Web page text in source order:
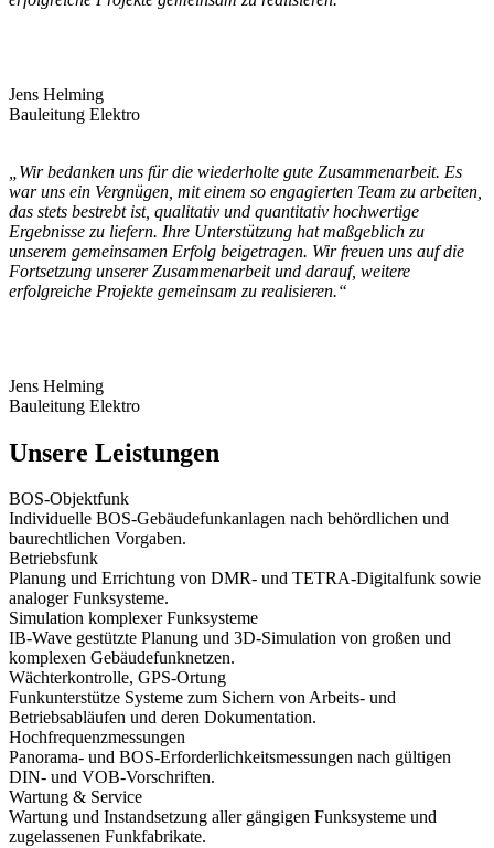
Jens Helming
Bauleitung Elektro
„Wir bedanken uns für die wiederholte gute Zusammenarbeit. Es
war uns ein Vergnügen, mit einem so engagierten Team zu arbeiten,
das stets bestrebt ist, qualitativ und quantitativ hochwertige
Ergebnisse zu liefern. Ihre Unterstützung hat maßgeblich zu
unserem gemeinsamen Erfolg beigetragen. Wir freuen uns auf die
Fortsetzung unserer Zusammenarbeit und darauf, weitere
erfolgreiche Projekte gemeinsam zu realisieren.“
Jens Helming
Bauleitung Elektro
Unsere Leistungen
BOS-Objektfunk
Individuelle BOS-Gebäudefunkanlagen nach behördlichen und
baurechtlichen Vorgaben.
Betriebsfunk
Planung und Errichtung von DMR- und TETRA-Digitalfunk sowie
analoger Funksysteme.
Simulation komplexer Funksysteme
IB-Wave gestützte Planung und 3D-Simulation von großen und
komplexen Gebäudefunknetzen.
Wächterkontrolle, GPS-Ortung
Funkunterstütze Systeme zum Sichern von Arbeits- und
Betriebsabläufen und deren Dokumentation.
Hochfrequenzmessungen
Panorama- und BOS-Erforderlichkeitsmessungen nach gültigen
DIN- und VOB-Vorschriften.
Wartung & Service
Wartung und Instandsetzung aller gängigen Funksysteme und
zugelassenen Funkfabrikate.